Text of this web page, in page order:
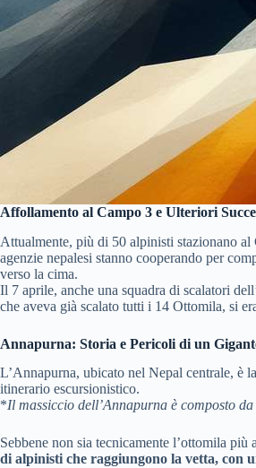
Affollamento al Campo 3 e Ulteriori
Attualmente, più di 50 alpinisti stazionano
agenzie nepalesi stanno cooperando per
verso la cima.
Il 7 aprile, anche una squadra di scalatori
che aveva già scalato tutti i 14 Ottomila, si
Annapurna: Storia e Pericoli di un
L’Annapurna, ubicato nel Nepal centrale, è
itinerario escursionistico.
*Il massiccio dell’Annapurna è composto
Sebbene non sia tecnicamente l’ottomila
di alpinisti che raggiungono la vetta, con